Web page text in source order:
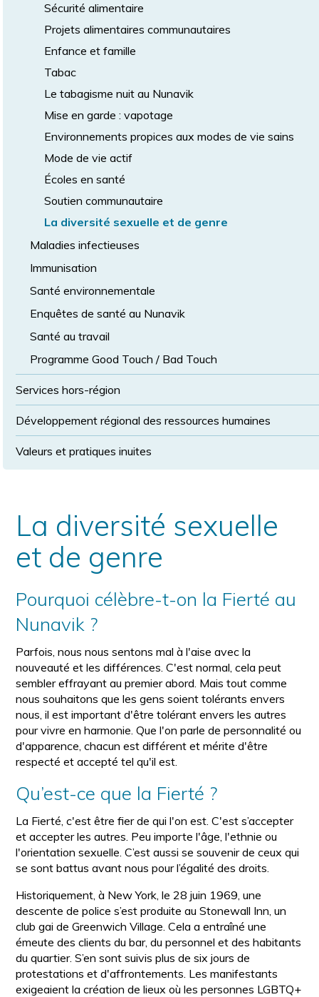
Sécurité alimentaire
Projets alimentaires communautaires
Enfance et famille
Tabac
Le tabagisme nuit au Nunavik
Mise en garde : vapotage
Environnements propices aux modes de vie sains
Mode de vie actif
Écoles en santé
Soutien communautaire
La diversité sexuelle et de genre
Maladies infectieuses
Immunisation
Santé environnementale
Enquêtes de santé au Nunavik
Santé au travail
Programme Good Touch / Bad Touch
Services hors-région
Développement régional des ressources humaines
Valeurs et pratiques inuites
La diversité sexuelle
et de genre
Pourquoi célèbre-t-on la Fierté au
Nunavik ?
Parfois, nous nous sentons mal à l'aise avec la
nouveauté et les différences. C'est normal, cela peut
sembler effrayant au premier abord. Mais tout comme
nous souhaitons que les gens soient tolérants envers
nous, il est important d'être tolérant envers les autres
pour vivre en harmonie. Que l'on parle de personnalité ou
d'apparence, chacun est différent et mérite d'être
respecté et accepté tel qu'il est.
Qu’est-ce que la Fierté ?
La Fierté, c'est être fier de qui l'on est. C'est s’accepter
et accepter les autres. Peu importe l'âge, l'ethnie ou
l'orientation sexuelle. C’est aussi se souvenir de ceux qui
se sont battus avant nous pour l’égalité des droits.
Historiquement, à New York, le 28 juin 1969, une
descente de police s’est produite au Stonewall Inn, un
club gai de Greenwich Village. Cela a entraîné une
émeute des clients du bar, du personnel et des habitants
du quartier. S’en sont suivis plus de six jours de
protestations et d'affrontements. Les manifestants
exigeaient la création de lieux où les personnes LGBTQ+